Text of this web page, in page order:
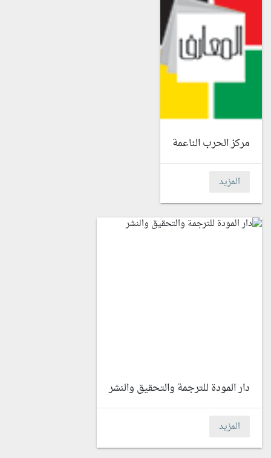
مركز الحرب الناعمة
المزيد
دار المودة للترجمة والتحقيق والنشر
المزيد